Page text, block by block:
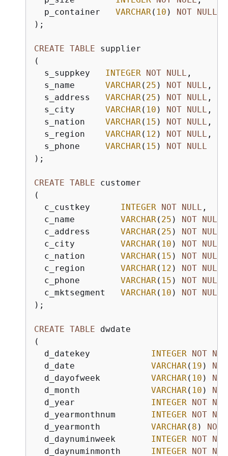
  p_container
VARCHAR( 10 ) NOT
NULL
);
CREATE TABLE supplier
(
  s_suppkey
INTEGER NOT NULL ,
  s_name
VARCHAR( 25 ) NOT NULL ,
  s_address
VARCHAR( 25 ) NOT NULL ,
  s_city
VARCHAR( 10 ) NOT NULL ,
  s_nation
VARCHAR( 15 ) NOT NULL ,
  s_region
VARCHAR( 12 ) NOT NULL ,
  s_phone
VARCHAR( 15 ) NOT
NULL
);
CREATE TABLE customer
(
  c_custkey
INTEGER NOT NULL ,
  c_name
VARCHAR( 25 ) NOT NULL
  c_address
VARCHAR( 25 ) NOT NULL
  c_city
VARCHAR( 10 ) NOT NULL
  c_nation
VARCHAR( 15 ) NOT NULL
  c_region
VARCHAR( 12 ) NOT NULL
  c_phone
VARCHAR( 15 ) NOT NULL
  c_mktsegment
VARCHAR( 10 ) NOT
NULL
);
CREATE TABLE dwdate
(
  d_datekey
INTEGER NOT
  d_date
VARCHAR( 19 )
NOT
  d_dayofweek
VARCHAR( 10 )
NOT
  d_month
VARCHAR( 10 )
NOT
  d_year
INTEGER NOT
  d_yearmonthnum
INTEGER NOT
  d_yearmonth
VARCHAR( 8 ) NOT
  d_daynuminweek
INTEGER NOT
  d_daynuminmonth
INTEGER NOT